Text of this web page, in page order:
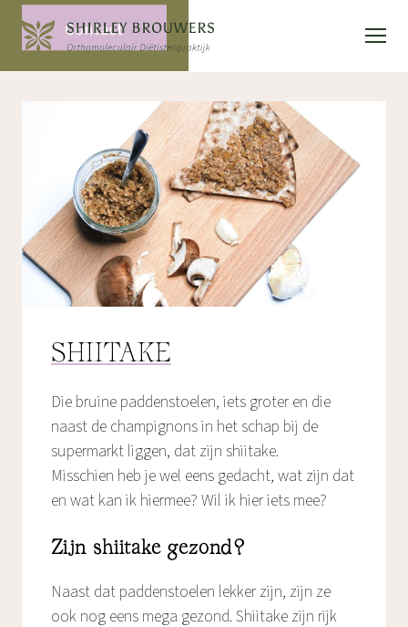
Contact
SHIITAKE
Die bruine paddenstoelen, iets groter en die
naast de champignons in het schap bij de
supermarkt liggen, dat zijn shiitake.
Misschien heb je wel eens gedacht, wat zijn dat
en wat kan ik hiermee? Wil ik hier iets mee?
Zijn shiitake gezond?
Naast dat paddenstoelen lekker zijn, zijn ze
ook nog eens mega gezond. Shiitake zijn rijk